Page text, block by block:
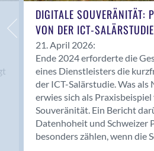
Basel
Bassersdorf
Belp
Bendern
Benken (SG)
Bergdietikon
Berlin
Bern
Bern - Liebefeld
DIGITALE SOUVERÄNITÄT:
VON DER ICT-SALÄRSTUDIE
21. April 2026:
Ende 2024 erforderte die
eines Dienstleisters die
der ICT-Salärstudie. Was als
erwies sich als
Souveränität. Ein Bericht
Datenhoheit und Schweizer
besonders zählen, wenn die